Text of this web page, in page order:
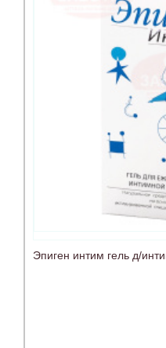
Эпиген интим гель д/